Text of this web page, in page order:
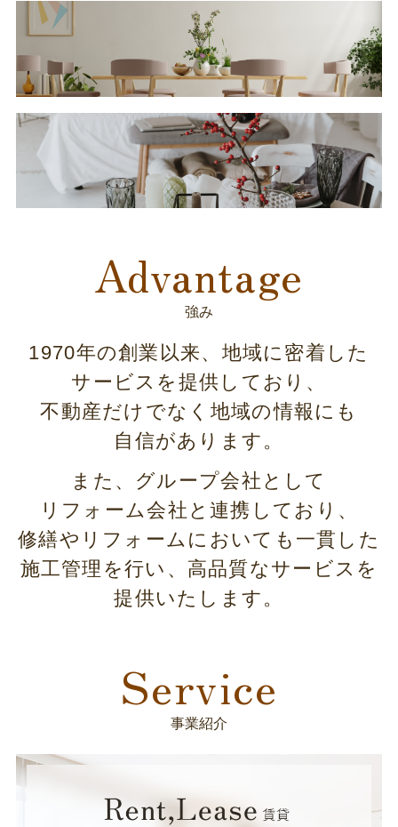
柏本店・ 流山おおたかの森店
上記日程をゴールデンウィーク休暇とさせて頂きます。
5月7日（木）10：00より営業となります。
ご迷惑をお掛け致しますが、何卒宜しくお願い申し上げます。
また、当社休業期間中にいただきましたお問い合わせにつきまして
２０２６年5月7日（木）より順次対応させて頂きます。
Advantage
強み
1970年の創業以来、地域に密着した
サービスを提供しており、
不動産だけでなく地域の情報にも
自信があります。
また、グループ会社として
リフォーム会社と連携しており、
修繕やリフォームにおいても一貫した
施工管理を行い、高品質なサービスを
提供いたします。
Service
事業紹介